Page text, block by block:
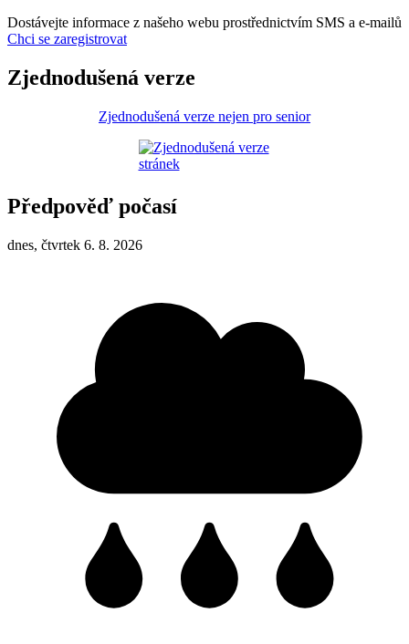
Dostávejte informace z našeho webu prostřednictvím SMS a e-mailů
Chci se zaregistrovat
Zjednodušená verze
Zjednodušená verze nejen pro senior
Předpověď počasí
dnes, čtvrtek 6. 8. 2026